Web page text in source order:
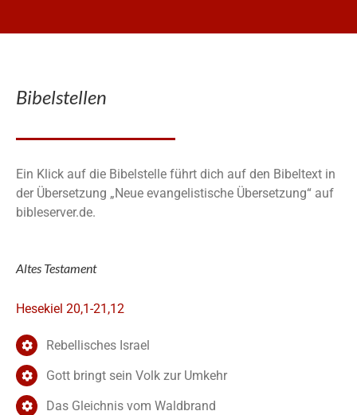
Bibelstellen
Ein Klick auf die Bibelstelle führt dich auf den Bibeltext in
der Übersetzung „Neue evangelistische Übersetzung“ auf
bibleserver.de.
Altes Testament
Hesekiel 20,1-21,12
Rebellisches Israel
Gott bringt sein Volk zur Umkehr
Das Gleichnis vom Waldbrand